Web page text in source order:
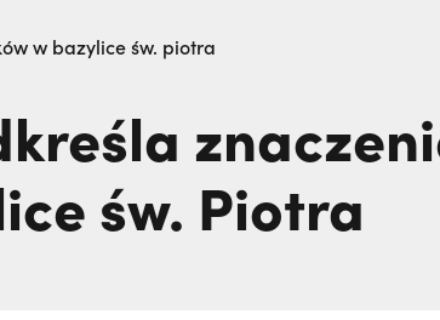
terroryści bali się dwóch polskich
w bazylice św. piotra
św. Piotra